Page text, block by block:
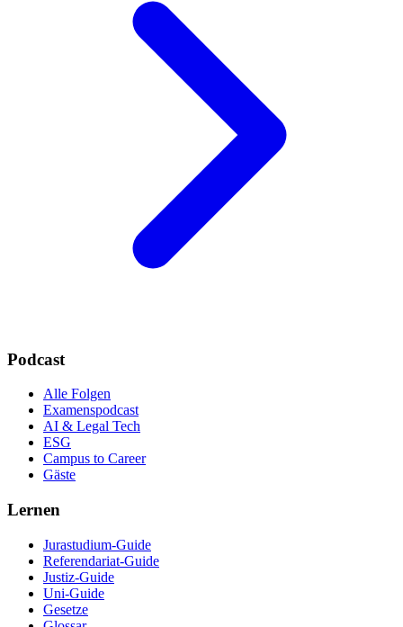
Podcast
Alle Folgen
Examenspodcast
AI & Legal Tech
ESG
Campus to Career
Gäste
Lernen
Jurastudium-Guide
Referendariat-Guide
Justiz-Guide
Uni-Guide
Gesetze